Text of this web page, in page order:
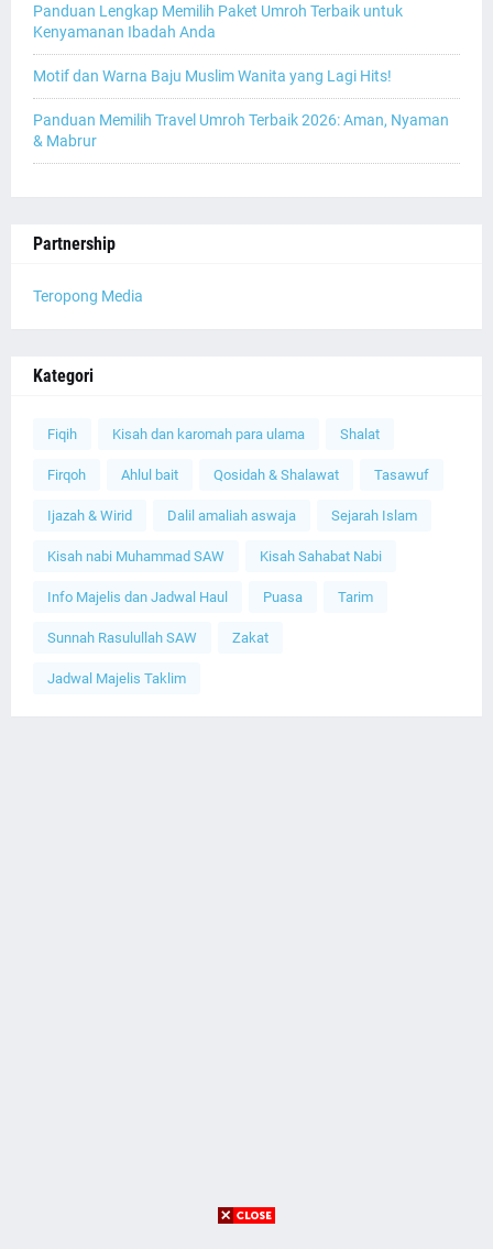
Panduan Lengkap Memilih Paket Umroh Terbaik untuk
Kenyamanan Ibadah Anda
Motif dan Warna Baju Muslim Wanita yang Lagi Hits!
Panduan Memilih Travel Umroh Terbaik 2026: Aman, Nyaman
& Mabrur
Partnership
Teropong Media
Kategori
Fiqih Kisah dan karomah para ulama Shalat
Firqoh Ahlul bait Qosidah & Shalawat Tasawuf
Ijazah & Wirid Dalil amaliah aswaja Sejarah Islam
Kisah nabi Muhammad SAW Kisah Sahabat Nabi
Info Majelis dan Jadwal Haul Puasa Tarim
Sunnah Rasulullah SAW Zakat
Jadwal Majelis Taklim